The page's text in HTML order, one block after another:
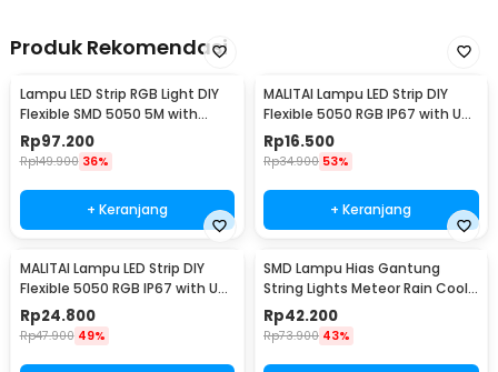
Produk Rekomendasi
Lampu LED Strip RGB Light DIY
Flexible SMD 5050 5M with
Remote
Rp97.200
Rp149.900 36%
+ Keranjang
MALITAI Lampu LED Strip DIY
Flexible 5050 RGB IP67 with USB
Controller 1M - SMD2835
Rp16.500
Rp34.900 53%
+ Keranjang
MALITAI Lampu LED Strip DIY
Flexible 5050 RGB IP67 with USB
Controller 2M - SMD2835
Rp24.800
Rp47.900 49%
SMD Lampu Hias Gantung
String Lights Meteor Rain Cool
White 30cm 8 PCS
Rp42.200
Rp73.900 43%